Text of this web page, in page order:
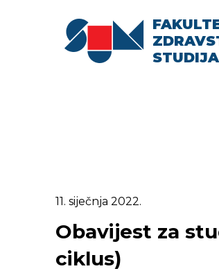
STUDIJA
11. siječnja 2022.
Obavijest za
ciklus)